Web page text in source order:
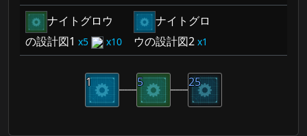
ナイトグロウ
の設計図1
5 10
ナイトグロ
ウの設計図2
1
25
5
1